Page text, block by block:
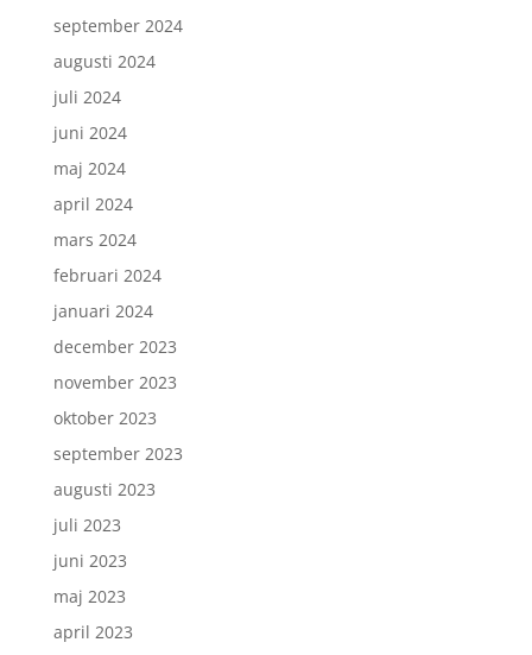
september 2024
augusti 2024
juli 2024
juni 2024
maj 2024
april 2024
mars 2024
februari 2024
januari 2024
december 2023
november 2023
oktober 2023
september 2023
augusti 2023
juli 2023
juni 2023
maj 2023
april 2023